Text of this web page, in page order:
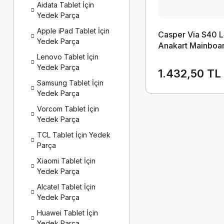
Aidata Tablet İçin
Yedek Parça
Apple iPad Tablet İçin
Yedek Parça
Lenovo Tablet İçin
Yedek Parça
Samsung Tablet İçin
Yedek Parça
Vorcom Tablet İçin
Yedek Parça
TCL Tablet İçin Yedek
Parça
Xiaomi Tablet İçin
Yedek Parça
Alcatel Tablet İçin
Yedek Parça
Huawei Tablet İçin
Casper Via S40
Anakart
1.432,50 TL